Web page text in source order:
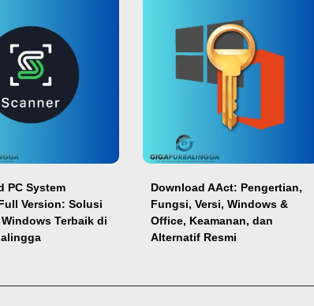
PC System
Version: Solusi
Windows Terbaik di
Download AAct: Pengertian,
Fungsi, Versi, Windows &
Office, Keamanan, dan
Alternatif Resmi